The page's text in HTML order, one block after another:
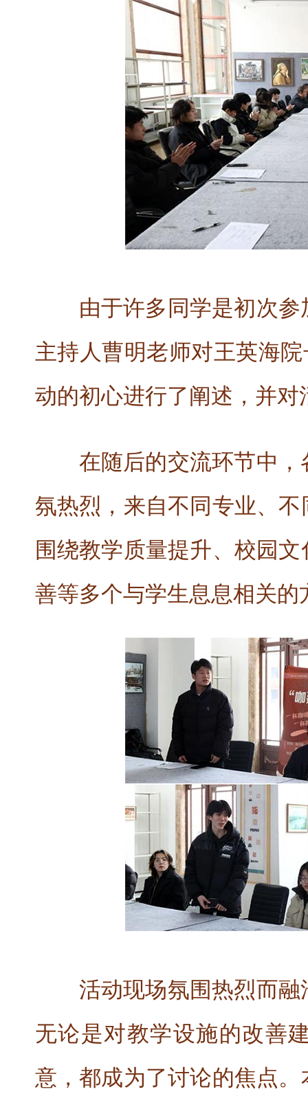
由于许多同学是初次
主持人曹明老师对王英海
动的初心进行了阐述，并
在随后的交流环节中
氛热烈，来自不同专业、
围绕教学质量提升、校园
善等多个与学生息息相关
活动现场氛围热烈而
无论是对教学设施的改善
意，都成为了讨论的焦点